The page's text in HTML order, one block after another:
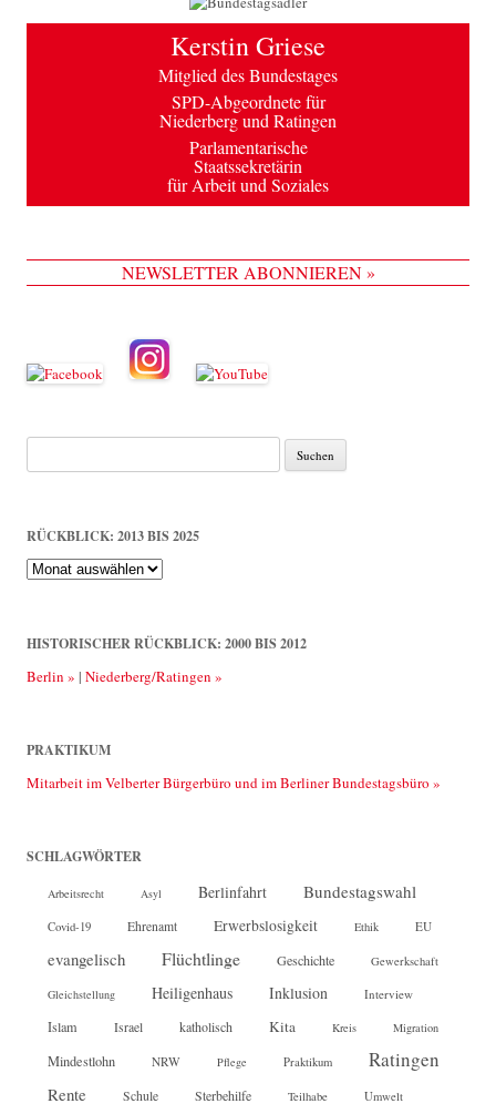
Kerstin Griese
Mitglied des Bundestages
SPD-Abgeordnete für
Niederberg und Ratingen
Parlamentarische
Staatssekretärin
für Arbeit und Soziales
NEWSLETTER ABONNIEREN »
Suche
nach:
RÜCKBLICK: 2013 BIS 2025
Rückblick:
2013
bis
HISTORISCHER RÜCKBLICK: 2000 BIS 2012
Berlin » | Niederberg/Ratingen »
PRAKTIKUM
Mitarbeit im Velberter Bürgerbüro und im Berliner Bundestagsbüro »
SCHLAGWÖRTER
Arbeitsrecht Asyl Berlinfahrt Bundestagswahl
Covid-19 Ehrenamt Erwerbslosigkeit Ethik EU
evangelisch Flüchtlinge Geschichte Gewerkschaft
Gleichstellung Heiligenhaus Inklusion Interview
Islam Israel katholisch Kita Kreis Migration
Mindestlohn NRW Pflege Praktikum Ratingen
Rente Schule Sterbehilfe Teilhabe Umwelt